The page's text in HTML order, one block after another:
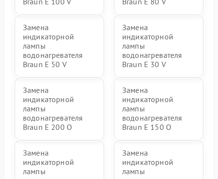
Замена
индикаторной
лампы
водонагревателя
Braun E 50 V
Замена
индикаторной
лампы
водонагревателя
Braun E 30 V
Замена
индикаторной
лампы
водонагревателя
Braun E 200 O
Замена
индикаторной
лампы
водонагревателя
Braun E 150 O
Замена
индикаторной
лампы
Замена
индикаторной
лампы